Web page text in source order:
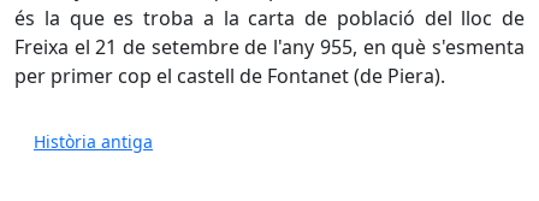
és la que es troba a la carta de població del lloc de
Freixa el 21 de setembre de l'any 955, en què s'esmenta
per primer cop el castell de Fontanet (de Piera).
Història antiga